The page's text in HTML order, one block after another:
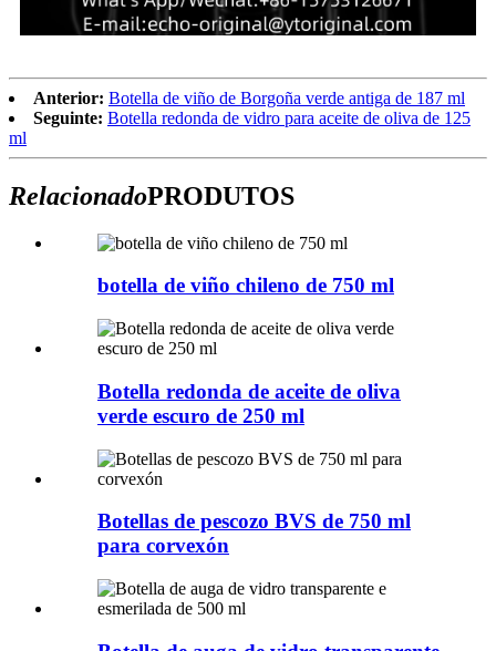
Anterior: Botella de viño de Borgoña verde antiga de 187 ml
Seguinte: Botella redonda de vidro para aceite de oliva de 125
ml
RelacionadoPRODUTOS
botella de viño chileno de 750 ml
Botella redonda de aceite de oliva
verde escuro de 250 ml
Botellas de pescozo BVS de 750 ml
para corvexón